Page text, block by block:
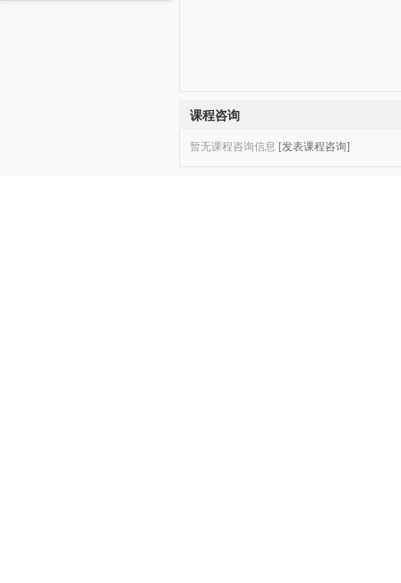
课程咨询
暂无课程咨询信息 [发表课程咨询]